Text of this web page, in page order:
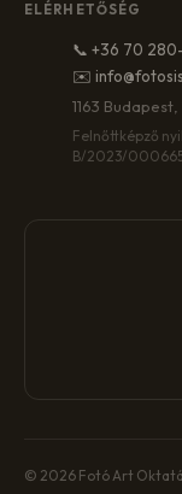
ELÉRHETŐSÉG
📞 +36 70
✉️
1163 Budapest,
Felnőttképző
B/2023/
© 2026 Fotó Art